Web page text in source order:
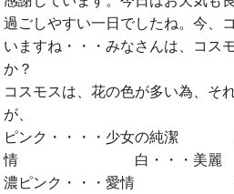
過ごしやすい一日でしたね。今、
いますね・・・みなさんは、コス
か？
コスモスは、花の色が多い為、そ
が、
ピンク・・・・少女の純潔
情 白・・・美
濃ピンク・・・愛情 黄